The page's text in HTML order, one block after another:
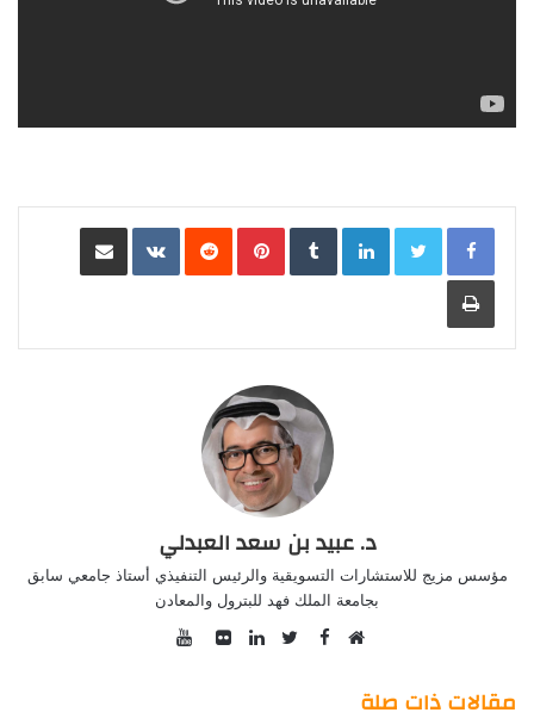
LinkedIn
Pinterest مشاركة عبر البريد
طباعة
د. عبيد بن سعد العبدلي
مؤسس مزيج للاستشارات التسويقية والرئيس التنفيذي أستاذ جامعي سابق
بجامعة الملك فهد للبترول والمعادن
Facebook
مقالات ذات صلة